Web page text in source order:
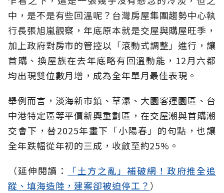
中，是不是有些回溫呢？台灣房屋集團趨勢中心執
行長張旭嵐觀察，年底原本就是交屋與購屋旺季，
加上政府對房市的管控以「滾動式調整」進行，讓
首購、換屋族在去年底略有回溫動能，12月六都
均出現雙位數月增，成為全年單月最佳表現。
舉例而言，淡海新市鎮、草漯、大園客運園區、台
中港特定區等平價新興重劃區，在交屋潮與首購潮
交會下，替2025年畫下「小陽春」的句點，也讓
全年跌幅從年初的三成，收斂至約25%。
（延伸閱讀：
「土方之亂」補破網！政府推全追
蹤、填海造陸，建案卻被迫停工？ ）